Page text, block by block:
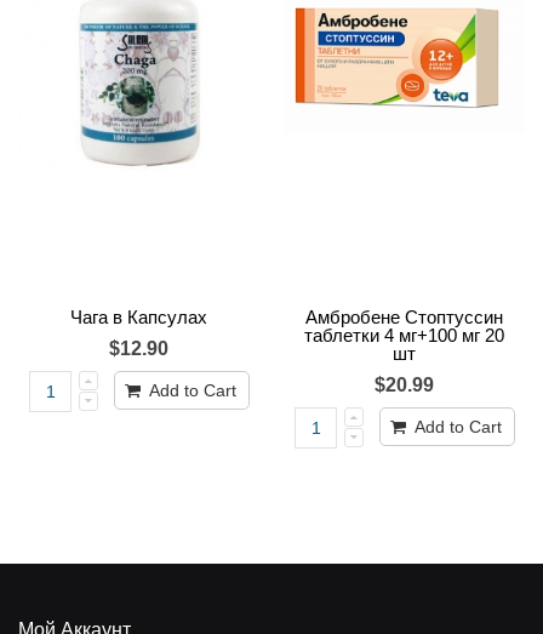
Чага в Капсулах
$12.90
Add to Cart
Амбробене Стоптуссин
таблетки 4 мг+100 мг 20
шт
$20.99
Add to Cart
Мой Аккаунт